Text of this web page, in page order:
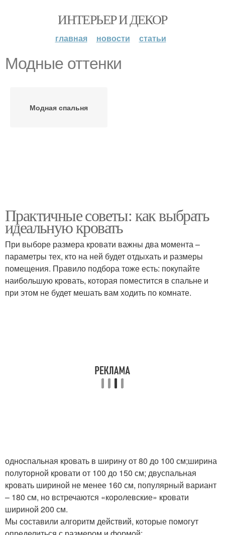
ИНТЕРЬЕР И ДЕКОР
главная новости статьи
Модные оттенки
Модная спальня
Практичные советы: как выбрать
идеальную кровать
При выборе размера кровати важны два момента –
параметры тех, кто на ней будет отдыхать и размеры
помещения. Правило подбора тоже есть: покупайте
наибольшую кровать, которая поместится в спальне и
при этом не будет мешать вам ходить по комнате.
односпальная кровать в ширину от 80 до 100 см;ширина
полуторной кровати от 100 до 150 см; двуспальная
кровать шириной не менее 160 см, популярный вариант
– 180 см, но встречаются «королевские» кровати
шириной 200 см.
Мы составили алгоритм действий, которые помогут